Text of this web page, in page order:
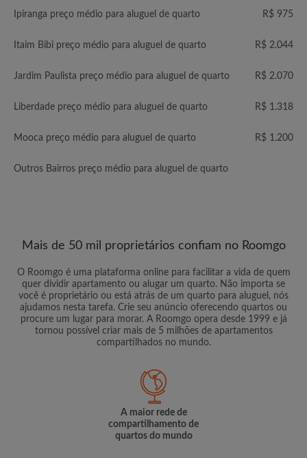
Ipiranga preço médio para aluguel de quarto R$ 975
Itaim Bibi preço médio para aluguel de quarto R$ 2.044
Jardim Paulista preço médio para aluguel de quarto R$ 2.070
Liberdade preço médio para aluguel de quarto R$ 1.318
Mooca preço médio para aluguel de quarto R$ 1.200
Outros Bairros preço médio para aluguel de quarto
Mais de 50 mil proprietários confiam no Roomgo
O Roomgo é uma plataforma online para facilitar a vida de quem
quer dividir apartamento ou alugar um quarto. Não importa se
você é proprietário ou está atrás de um quarto para aluguel, nós
ajudamos nesta tarefa. Crie seu anúncio oferecendo quartos ou
procure um lugar para morar. A Roomgo opera desde 1999 e já
tornou possível criar mais de 5 milhões de apartamentos
compartilhados no mundo.
A maior rede de
compartilhamento de
quartos do mundo